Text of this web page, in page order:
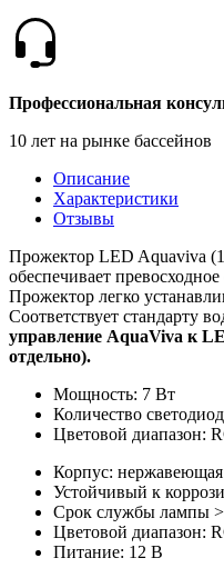
Профессиональная
10 лет на рынке бассейнов
Описание
Характеристики
Отзывы
Прожектор LED Aquaviva
обеспечивает
Прожектор легко
Соответствует стандарту
управление AquaViva к
отдельно).
Мощность: 7 Вт
Количество
Цветовой диапазон:
Корпус: нержавеющая
Устойчивый к
Срок службы лампы
Цветовой диапазон:
Питание: 12 В